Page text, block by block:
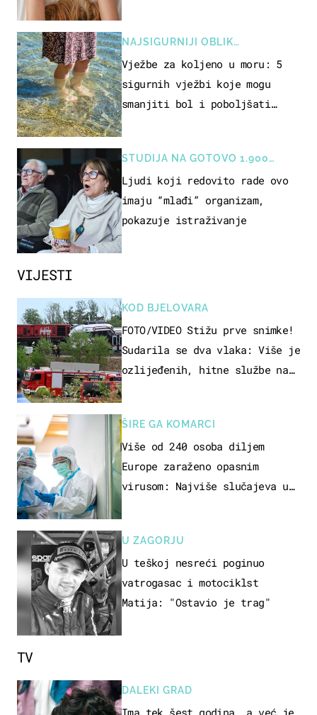
VIJESTI
KOD BJELOVARA
FOTO/VIDEO Stižu prve snimke!
Sudarila se dva vlaka: Više je
ozlijeđenih, hitne službe na
ŠIRE GA KOMARCI
Više od 240 osoba diljem
Europe zaraženo opasnim
virusom: Najviše slučajeva u
U ZAGORJU
U teškoj nesreći poginuo
vatrogasac i motociklst
Matija: "Ostavio je trag"
NAJSIGURNIJI OBLIK
REKREACIJE
Vježbe za koljeno u moru: 5
sigurnih vježbi koje mogu
smanjiti bol i poboljšati
STUDIJA NA GOTOVO 1.900
OSOBA
Ljudi koji redovito rade ovo
imaju “mlađi” organizam,
pokazuje istraživanje
TV
DALEKI GRAD